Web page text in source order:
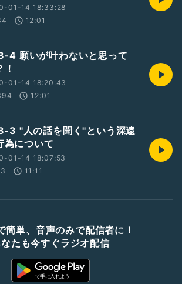
01-14 18:33:28
12:01
4 願いが叶わないと思って
！
01-14 18:20:43
12:01
3 "人の話を聞く"という深遠
為について
01-14 18:07:53
11:11
簡単、音声のみで配信者に！
たも今すぐラジオ配信